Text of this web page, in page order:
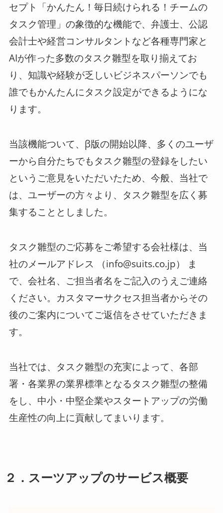
セプト「かんたん！毎日続けられる！チームの
タスク管理」の象徴的な機能で、弁護士、公認
会計士や経営コンサルタントなど各種専門家と
AIが作った多数のタスク雛型を取り揃えてお
り、知識や経験が乏しいビジネスパーソンでも
誰でもかんたんにタスク設定ができるようにな
ります。
当該機能ついて、β版の開始以降、多くのユーザ
ーから自分たちでもタスク雛型の登録をしたい
というご意見をいただいたため、今般、当社で
は、ユーザーの方々より、タスク雛型を広く募
集することとしました。
タスク雛型のご応募をご希望する会社様は、当
社のメールアドレス （info@suits.co.jp） ま
で、会社名、ご担当者名をご記入のうえご連絡
ください。カスタマーサクセス担当者からその
後のご案内についてご返信をさせていただきま
す。
当社では、タスク雛型の充実によって、各部
署・各業界の業界標準となるタスク雛型の整備
をし、中小・中堅企業やスタートアップの労働
生産性の向上に貢献してまいります。
２．スーツアップのサービス概要